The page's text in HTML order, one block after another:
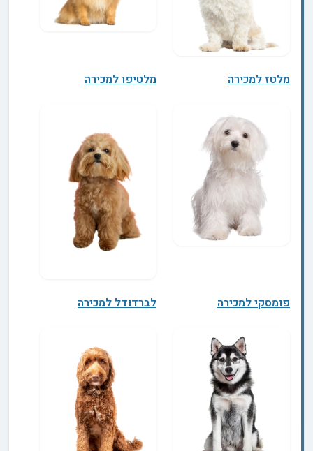
מלטז למכירה מלטיפו למכירה
פומסקי למכירה לברדודל למכירה